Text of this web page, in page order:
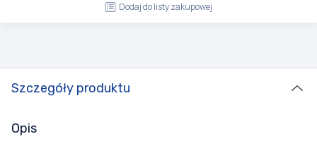
Dodaj do listy zakupowej
Szczegóły produktu
Opis